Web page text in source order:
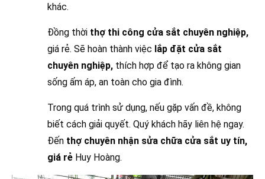
khác.
Đồng thời thợ thi công cửa sắt chuyên nghiệp,
giá rẻ. Sẽ hoàn thành việc lắp đặt cửa sắt
chuyên nghiệp, thích hợp để tạo ra không gian
sống ấm áp, an toàn cho gia đình.
Trong quá trình sử dụng, nếu gặp vấn đề, không
biết cách giải quyết. Quý khách hãy liên hệ ngay.
Đến thợ chuyên nhận sửa chữa cửa sắt uy tín,
giá rẻ Huy Hoàng.